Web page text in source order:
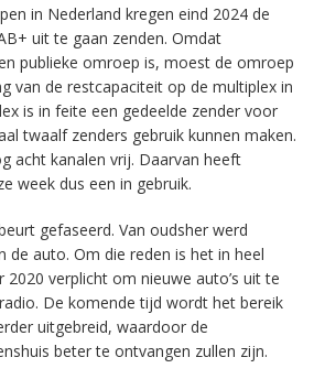
in Nederland kregen eind 2024 de
uit te gaan zenden. Omdat
publieke omroep is, moest de omroep
van de restcapaciteit op de multiplex in
is in feite een gedeelde zender voor
twaalf zenders gebruik kunnen maken.
acht kanalen vrij. Daarvan heeft
week dus een in gebruik.
gefaseerd. Van oudsher werd
de auto. Om die reden is het in heel
2020 verplicht om nieuwe auto’s uit te
De komende tijd wordt het bereik
uitgebreid, waardoor de
beter te ontvangen zullen zijn.